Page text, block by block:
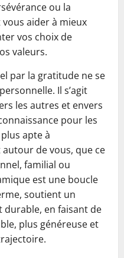
ou la
aider à mieux
vos choix de
valeurs.
par la gratitude ne se
Il s’agit
les autres et envers
pour les
apte à
de vous, que ce
familial ou
est une boucle
soutient un
en faisant de
plus généreuse et